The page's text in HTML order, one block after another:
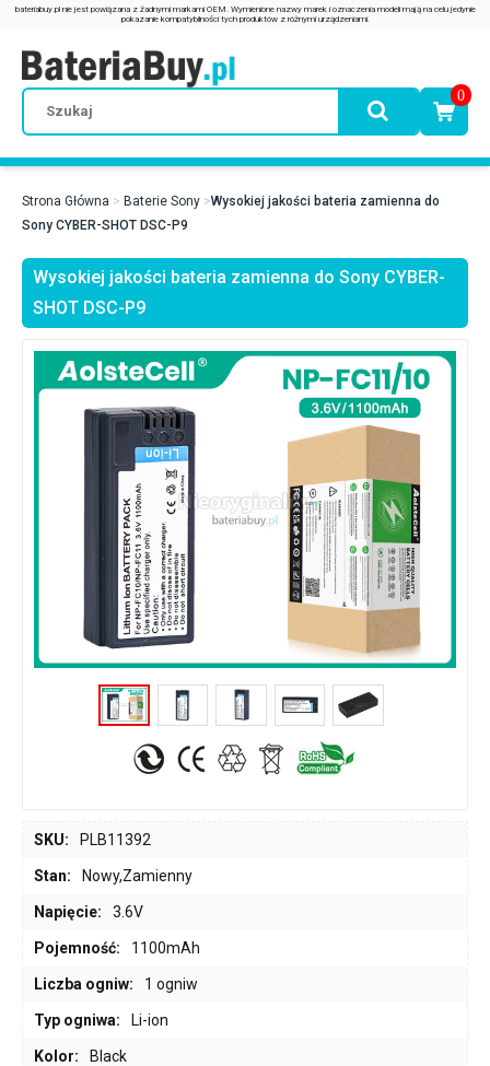
0
Strona Główna Baterie Sony
Wysokiej jakości bateria zamienna do
Sony CYBER-SHOT DSC-P9
Wysokiej jakości bateria zamienna do Sony CYBER-
SHOT DSC-P9
SKU: PLB11392
Stan: Nowy,Zamienny
Napięcie: 3.6V
Pojemność: 1100mAh
Liczba ogniw: 1 ogniw
Typ ogniwa: Li-ion
Kolor: Black